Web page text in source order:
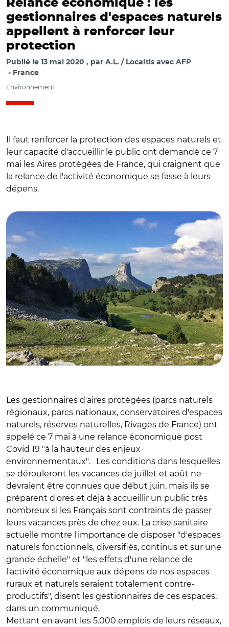
Relance économique : les
gestionnaires d'espaces naturels
appellent à renforcer leur
protection
Publié le 13 mai 2020 par A.L. / Localtis avec AFP
France
Environnement
Il faut renforcer la protection des espaces naturels et
leur capacité d'accueillir le public ont demandé ce 7
mai les Aires protégées de France, qui craignent que
la relance de l'activité économique se fasse à leurs
dépens.
Les gestionnaires d'aires protégées (parcs naturels
régionaux, parcs nationaux, conservatoires d'espaces
naturels, réserves naturelles, Rivages de France) ont
appelé ce 7 mai à une relance économique post
Covid 19 "à la hauteur des enjeux
environnementaux". Les conditions dans lesquelles
se dérouleront les vacances de juillet et août ne
devraient être connues que début juin, mais ils se
préparent d'ores et déjà à accueillir un public très
nombreux si les Français sont contraints de passer
leurs vacances près de chez eux. La crise sanitaire
actuelle montre l'importance de disposer "d'espaces
naturels fonctionnels, diversifiés, continus et sur une
grande échelle" et "les effets d'une relance de
l'activité économique aux dépens de nos espaces
ruraux et naturels seraient totalement contre-
productifs", disent les gestionnaires de ces espaces,
dans un communiqué.
Mettant en avant les 5.000 emplois de leurs réseaux,